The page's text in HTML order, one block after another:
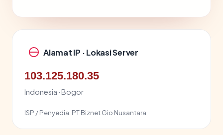
Alamat IP · Lokasi Server
103.125.180.35
Indonesia · Bogor
ISP / Penyedia: PT Biznet Gio Nusantara